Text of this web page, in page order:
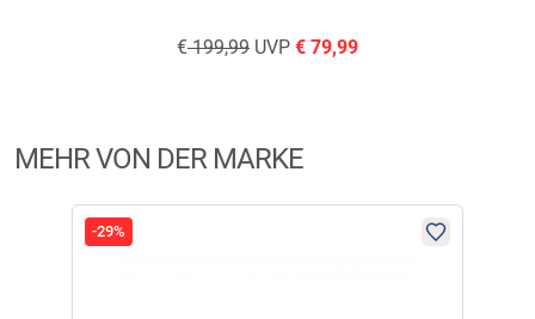
€199,99 UVP € 79,99
MEHR VON DER MARKE
-29%